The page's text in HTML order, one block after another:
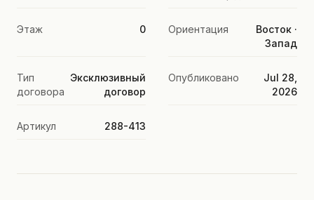
Этаж 0 Ориентация
Восток ·
Запад
Тип
договора
Эксклюзивный
договор
Опубликовано
Jul 28,
2026
Артикул 288-413